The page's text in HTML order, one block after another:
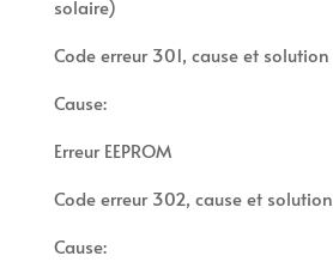
solaire)
Code erreur 301, cause et solution
Cause:
Erreur EEPROM
Code erreur 302, cause et solution
Cause: